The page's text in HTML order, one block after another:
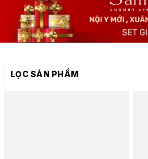
LỌC SẢN PHẨM